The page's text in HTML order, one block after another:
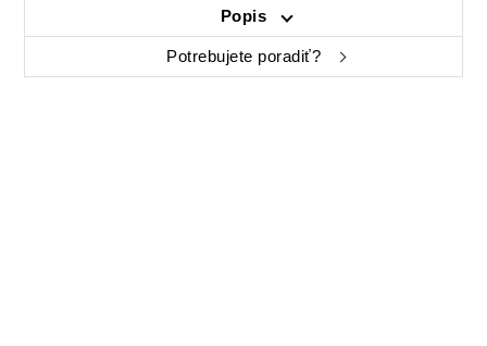
Popis
Potrebujete poradiť?